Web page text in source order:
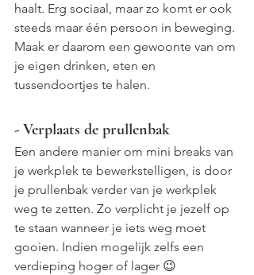
haalt. Erg sociaal, maar zo komt er ook
steeds maar één persoon in beweging.
Maak er daarom een gewoonte van om
je eigen drinken, eten en
tussendoortjes te halen.
- Verplaats de prullenbak
Een andere manier om mini breaks van
je werkplek te bewerkstelligen, is door
je prullenbak verder van je werkplek
weg te zetten. Zo verplicht je jezelf op
te staan wanneer je iets weg moet
gooien. Indien mogelijk zelfs een
verdieping hoger of lager 😉